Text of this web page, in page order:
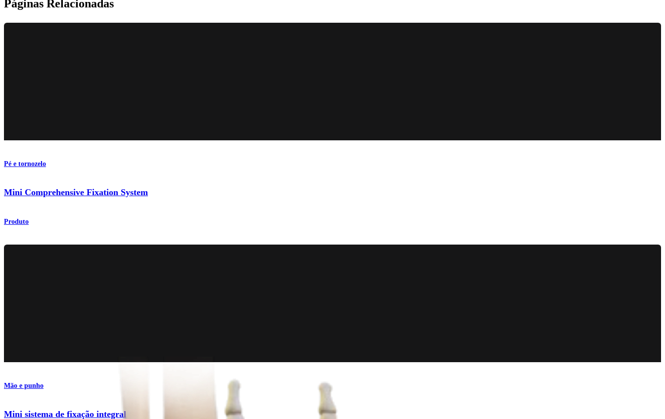
Páginas Relacionadas
Pé e tornozelo
Mini Comprehensive Fixation System
Produto
Mão e punho
Mini sistema de fixação integral